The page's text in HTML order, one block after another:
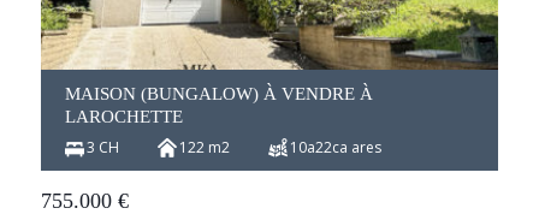
MAISON (BUNGALOW) À VENDRE À
LAROCHETTE
3 CH 122 m2 10a22ca ares
755.000€